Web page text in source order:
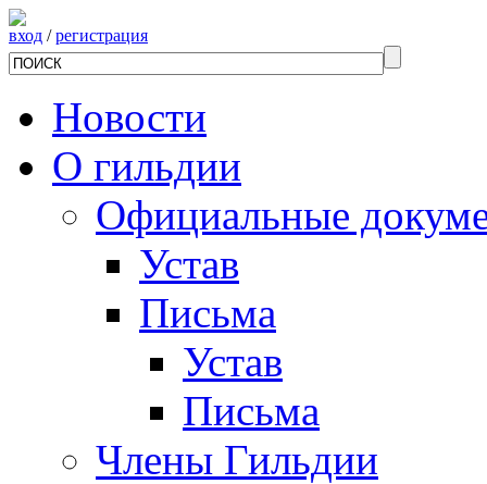
вход /регистрация
Новости
О гильдии
Официальные
Устав
Письма
Устав
Письма
Члены Гильдии